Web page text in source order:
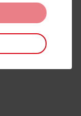
利用規約
いいます）
て、本CA
いる当
。